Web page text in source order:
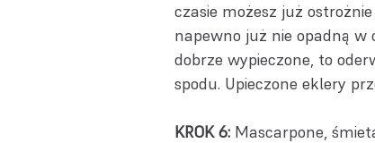
czasie możesz już
napewno już nie opadną w
dobrze wypieczone, to
spodu. Upieczone eklery
KROK 6: Mascarpone,